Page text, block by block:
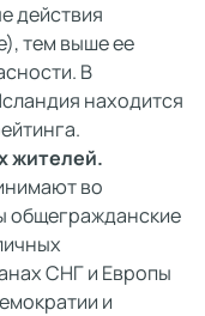
действия
тем выше ее
В
находится
жителей.
во
общегражданские
СНГ и Европы
и